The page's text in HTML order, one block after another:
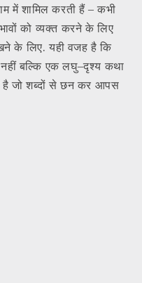
में शामिल करती हैं – कभी
को व्यक्त करने के लिए
के लिए. यही वजह है कि
नहीं बल्कि एक लघु–दृश्य कथा
है जो शब्दों से छन कर आपस